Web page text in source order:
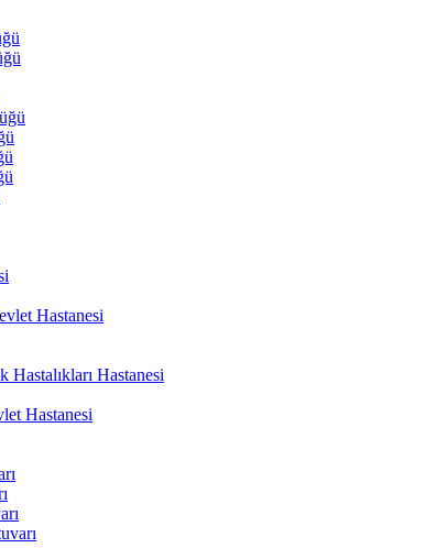
Hastanesi
Hastalıkları Hastanesi
Hastanesi